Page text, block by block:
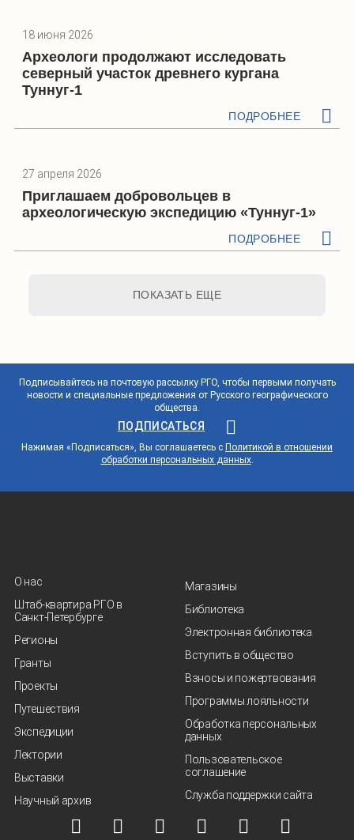
18 июня 2026
Археологи продолжают исследовать
северный участок древнего кургана
Туннуг-1
ПОДРОБНЕЕ
27 апреля 2026
Приглашаем добровольцев в
археологическую экспедицию «Туннуг-1»
ПОДРОБНЕЕ
ПОКАЗАТЬ ЕЩЕ
Подписывайтесь на почтовую рассылку РГО, чтобы первыми получать
новости и специальные предложения от Русского географического
общества.
ПОДПИСАТЬСЯ
Нажимая «Подписаться», Вы соглашаетесь с Политикой в отношении
обработки персональных данных.
О нас
Штаб-квартира РГО в
Санкт‑Петербурге
Регионы
Гранты
Проекты
Путешествия
Экспедиции
Лектории
Выставки
Научный архив
Магазины
Библиотека
Электронная библиотека
Вступить в общество
Взносы и пожертвования
Программы лояльности
Обработка персональных
данных
Пользовательское
соглашение
Служба поддержки сайта